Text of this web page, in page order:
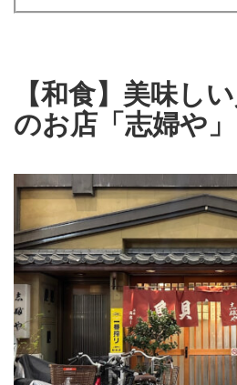
【和食】美味し
のお店「志婦や」